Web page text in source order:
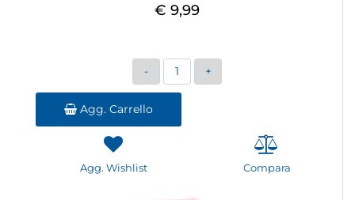
€ 9,99
Quantità
Agg. Carrello
Agg. Wishlist Compara